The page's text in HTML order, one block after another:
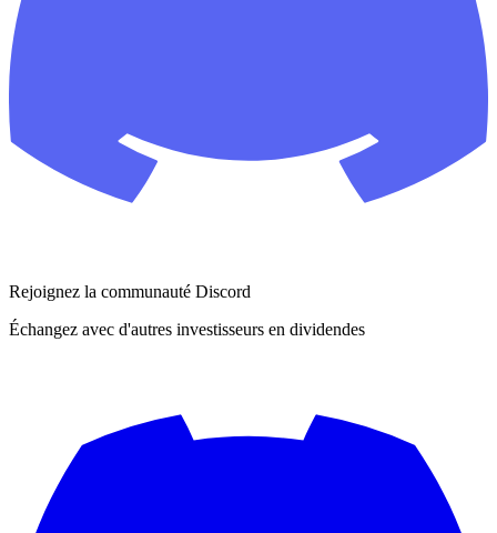
Rejoignez la communauté Discord
Échangez avec d'autres investisseurs en dividendes